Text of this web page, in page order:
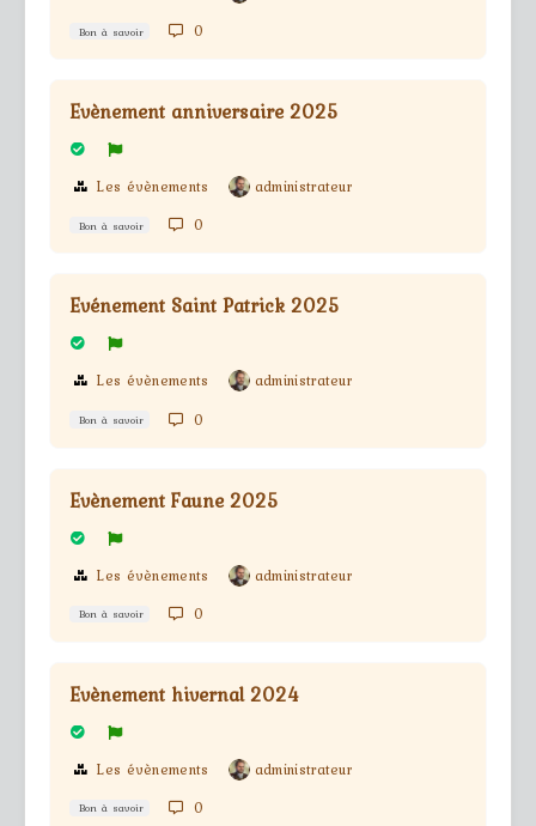
Bon à savoir 0
Evènement anniversaire 2025
Les évènements administrateur
Bon à savoir 0
Evénement Saint Patrick 2025
Les évènements administrateur
Bon à savoir 0
Evènement Faune 2025
Les évènements administrateur
Bon à savoir 0
Evènement hivernal 2024
Les évènements administrateur
Bon à savoir 0